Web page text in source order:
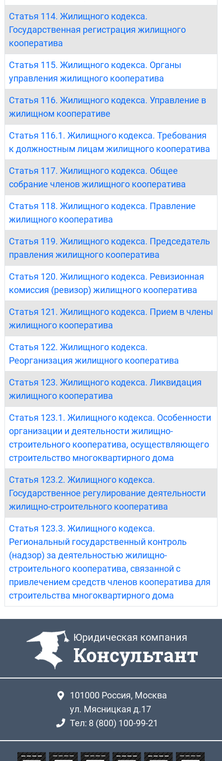
Статья 114. Жилищного кодекса.
Государственная регистрация жилищного
кооператива
Статья 115. Жилищного кодекса. Органы
управления жилищного кооператива
Статья 116. Жилищного кодекса. Управление в
жилищном кооперативе
Статья 116.1. Жилищного кодекса. Требования
к должностным лицам жилищного кооператива
Статья 117. Жилищного кодекса. Общее
собрание членов жилищного кооператива
Статья 118. Жилищного кодекса. Правление
жилищного кооператива
Статья 119. Жилищного кодекса. Председатель
правления жилищного кооператива
Статья 120. Жилищного кодекса. Ревизионная
комиссия (ревизор) жилищного кооператива
Статья 121. Жилищного кодекса. Прием в члены
жилищного кооператива
Статья 122. Жилищного кодекса.
Реорганизация жилищного кооператива
Статья 123. Жилищного кодекса. Ликвидация
жилищного кооператива
Статья 123.1. Жилищного кодекса. Особенности
организации и деятельности жилищно-
строительного кооператива, осуществляющего
строительство многоквартирного дома
Статья 123.2. Жилищного кодекса.
Государственное регулирование деятельности
жилищно-строительного кооператива
Статья 123.3. Жилищного кодекса.
Региональный государственный контроль
(надзор) за деятельностью жилищно-
строительного кооператива, связанной с
привлечением средств членов кооператива для
строительства многоквартирного дома
Юридическая компания
Консультант
101000 Россия, Москва
ул. Мясницкая д.17
Тел: 8 (800) 100-99-21